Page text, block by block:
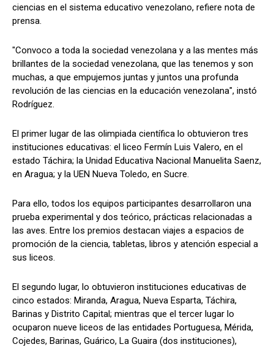
ciencias en el sistema educativo venezolano, refiere nota de
prensa.
"Convoco a toda la sociedad venezolana y a las mentes más
brillantes de la sociedad venezolana, que las tenemos y son
muchas, a que empujemos juntas y juntos una profunda
revolución de las ciencias en la educación venezolana", instó
Rodríguez.
El primer lugar de las olimpiada científica lo obtuvieron tres
instituciones educativas: el liceo Fermín Luis Valero, en el
estado Táchira; la Unidad Educativa Nacional Manuelita Saenz,
en Aragua; y la UEN Nueva Toledo, en Sucre.
Para ello, todos los equipos participantes desarrollaron una
prueba experimental y dos teórico, prácticas relacionadas a
las aves. Entre los premios destacan viajes a espacios de
promoción de la ciencia, tabletas, libros y atención especial a
sus liceos.
El segundo lugar, lo obtuvieron instituciones educativas de
cinco estados: Miranda, Aragua, Nueva Esparta, Táchira,
Barinas y Distrito Capital; mientras que el tercer lugar lo
ocuparon nueve liceos de las entidades Portuguesa, Mérida,
Cojedes, Barinas, Guárico, La Guaira (dos instituciones),